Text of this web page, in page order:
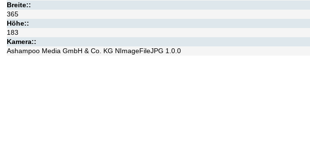
Breite::
365
Höhe::
183
Kamera::
Ashampoo Media GmbH & Co. KG NImageFileJPG 1.0.0